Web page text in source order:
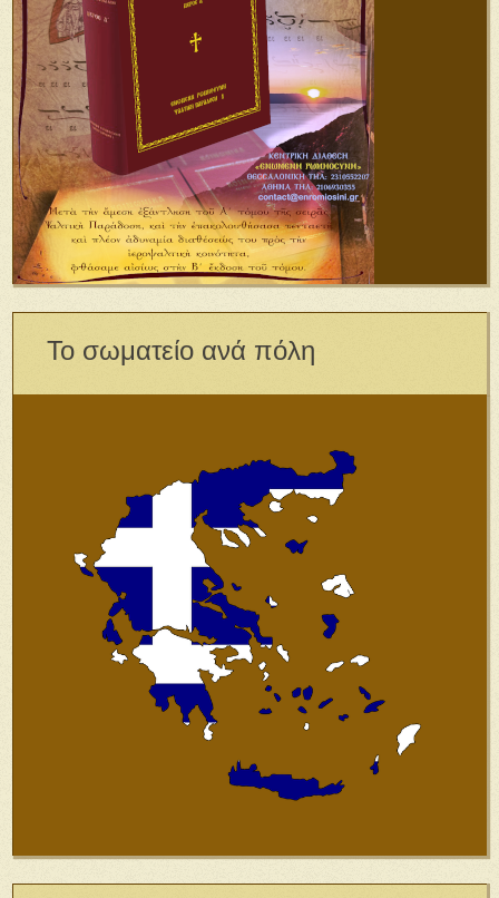
Το σωματείο ανά πόλη